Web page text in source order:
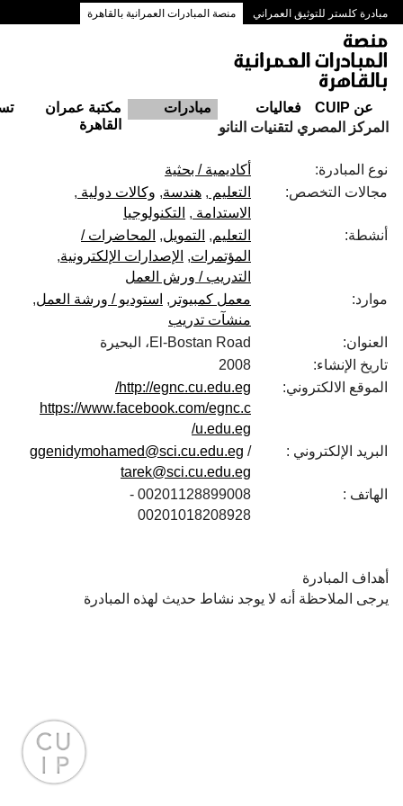
مبادرة كلستر للتوثيق العمراني منصة المبادرات العمرانية بالقاهرة
ممرات وسط البلد بالقاهرة
عن CUIP فعاليات مبادرات
مكتبة عمران
القاهرة
المركز المصري لتقنيات النانو
نوع المبادرة:
أكاديمية / بحثية
مجالات التخصص:
التعليم هندسة وكالات دولية
الاستدامة
التكنولوجيا
أنشطة:
التعليم التمويل
المحاضرات /
المؤتمرات
الإصدارات الإلكترونية
التدريب / ورش العمل
موارد:
معمل كمبيوتر
استوديو / ورشة العمل
منشآت تدريب
العنوان:
El-Bostan Road، البحيرة
تاريخ الإنشاء:
2008
الموقع الالكتروني:
http://egnc.cu.edu.eg/
https://www.facebook.com/egnc.c
u.edu.eg/
البريد الإلكتروني :
ggenidymohamed@sci.cu.edu.eg /
tarek@sci.cu.edu.eg
الهاتف :
00201128899008 -
00201018208928
أهداف المبادرة
يرجى الملاحظة أنه لا يوجد نشاط حديث لهذه المبادرة